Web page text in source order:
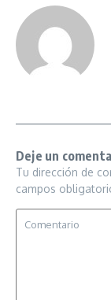
Deje un
Tu dirección de
campos